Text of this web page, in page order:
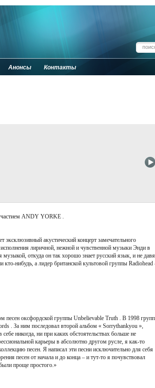
Анонсы Контакты
ANDY YORKE .
акустический концерт замечательного
лиричной, нежной и чувственной музыки Энди в
музыкой, откуда он так хорошо знает русский язык, и не
нибудь, а лидер британской культовой группы Radiohead
оксфордской группы Unbelievable Truth . В 1998
. За ним последовал второй альбом « Sorrythankyou »,
никогда, ни при каких обстоятельствах больше не
карьеры в абсолютно другом русле, я как-то
песен. Я написал эти песни исключительно для себя
песен от начала и до конца – и тут-то я почувствовал
проще простого.»